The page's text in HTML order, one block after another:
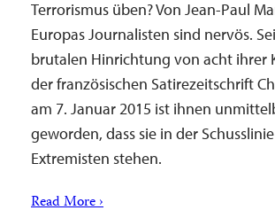
Terrorismus üben? Von Jean-Paul
Europas Journalisten sind nervös.
brutalen Hinrichtung von acht ihrer
der französischen Satirezeitschrift
am 7. Januar 2015 ist ihnen
geworden, dass sie in der
Extremisten stehen.
Read More ›